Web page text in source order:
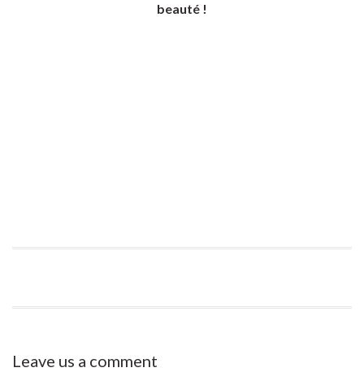
beauté !
Leave us a comment